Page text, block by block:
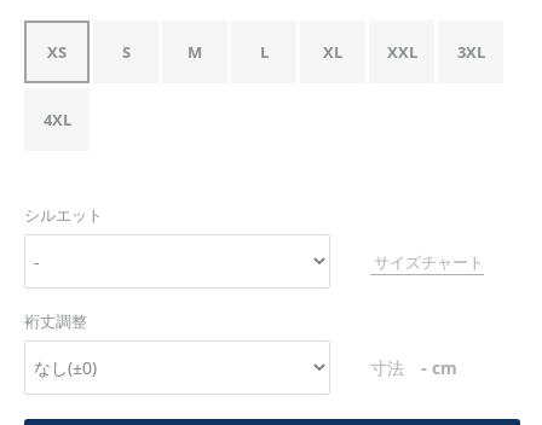
XS S M L XL XXL 3XL
4XL
シルエット
サイズチャート
裄丈調整
寸法 - cm